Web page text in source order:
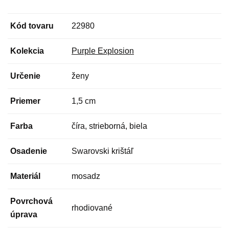
Kód tovaru 22980
Kolekcia Purple Explosion
Určenie ženy
Priemer 1,5 cm
Farba číra, strieborná, biela
Osadenie Swarovski krištáľ
Materiál mosadz
Povrchová
úprava
rhodiované